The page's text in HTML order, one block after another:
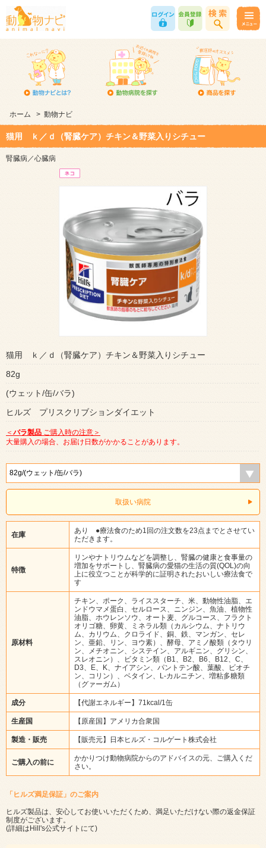
ホーム > 動物ナビ
猫用 ｋ／ｄ（腎臓ケア）チキン＆野菜入りシチュー
腎臓病／心臓病
猫用 ｋ／ｄ（腎臓ケア）チキン＆野菜入りシチュー
82g
(ウェット/缶/バラ)
ヒルズ プリスクリブションダイエット
＜ バラ製品 ご購入時の注意＞
大量購入の場合、お届け日数がかかることがあります。
取扱い病院
在庫
あり ●療法食のため1回の注文数を23点までとさせてい
ただきます。
特徴
リンやナトリウムなどを調整し、腎臓の健康と食事量の
増加をサポートし、腎臓病の愛猫の生活の質(QOL)の向
上に役立つことが科学的に証明されたおいしい療法食で
す
原材料
チキン、ポーク、ライススターチ、米、動物性油脂、エ
ンドウマメ蛋白、セルロース、ニンジン、魚油、植物性
油脂、ホウレンソウ、オート麦、グルコース、フラクト
オリゴ糖、卵黄、ミネラル類（カルシウム、ナトリウ
ム、カリウム、クロライド、銅、鉄、マンガン、セレ
ン、亜鉛、リン、ヨウ素）、酵母、アミノ酸類（タウリ
ン、メチオニン、システイン、アルギニン、グリシン、
スレオニン）、ビタミン類（B1、B2、B6、B12、C、
D3、E、K、ナイアシン、パントテン酸、葉酸、ビオチ
ン、コリン）、ベタイン、L-カルニチン、増粘多糖類
（グァーガム）
成分 【代謝エネルギー】71kcal/1缶
生産国 【原産国】アメリカ合衆国
製造・販売 【販売元】日本ヒルズ・コルゲート株式会社
ご購入の前に
かかりつけ動物病院からのアドバイスの元、ご購入くだ
さい。
「ヒルズ満足保証」のご案内
ヒルズ製品は、安心してお使いいただくため、満足いただけない際の返金保証
制度がございます。
(詳細はHill's公式サイト にて)